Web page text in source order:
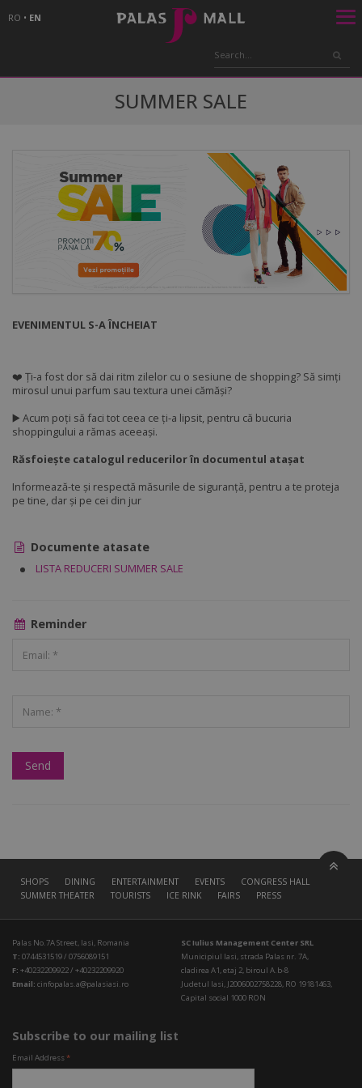
RO • EN
SUMMER SALE
EVENIMENTUL S-A ÎNCHEIAT
❤️ Ți-a fost dor să dai ritm zilelor cu o sesiune de shopping? Să simți
mirosul unui parfum sau textura unei cămăși?
▶️ Acum poți să faci tot ceea ce ți-a lipsit, pentru că bucuria
shoppingului a rămas aceeași.
Răsfoiește catalogul reducerilor în documentul atașat
Informează-te și respectă măsurile de siguranță, pentru a te proteja
pe tine, dar și pe cei din jur
Documente atasate
LISTA REDUCERI SUMMER SALE
Reminder
SHOPS DINING ENTERTAINMENT EVENTS
CONGRESS HALL
SUMMER THEATER
TOURISTS ICE RINK FAIRS PRESS
Palas No.7A Street, Iasi, Romania
T: 0744531519 / 0756089151
F: +40232209922 / +40232209920
Email: cinfopalas.a@palasiasi.ro
SC Iulius Management Center SRL
Municipiul Iasi, strada Palas nr. 7A,
cladirea A1, etaj 2, biroul A.b-8
Judetul Iasi, J2006002758228, RO 19181463,
Capital social 1000 RON
Subscribe to our mailing list
Email Address*